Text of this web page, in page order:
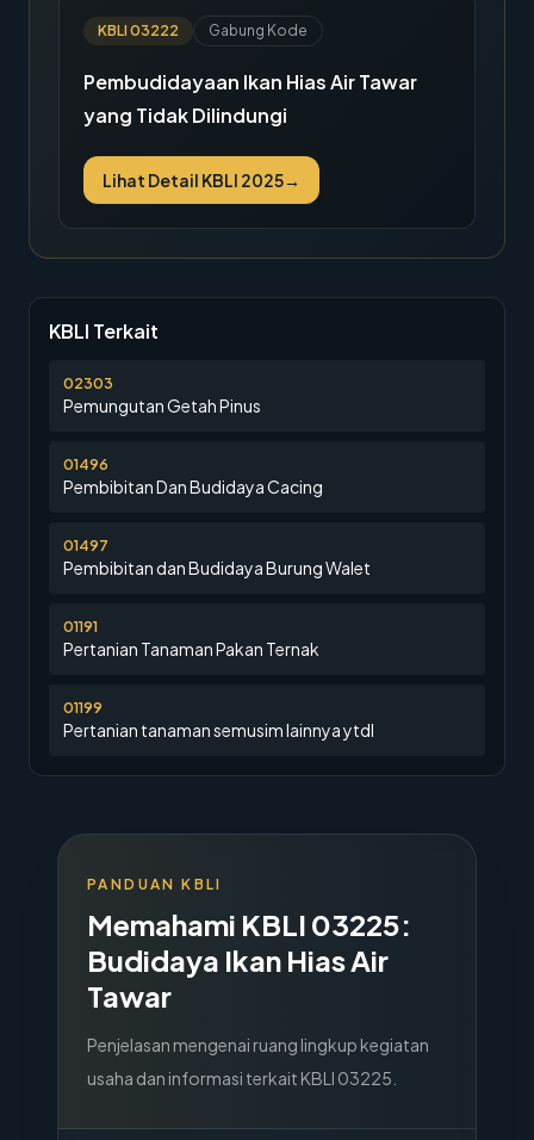
KBLI 03222 Gabung Kode
Pembudidayaan Ikan Hias Air Tawar
yang Tidak Dilindungi
Lihat Detail KBLI 2025→
KBLI Terkait
02303
Pemungutan Getah Pinus
01496
Pembibitan Dan Budidaya Cacing
01497
Pembibitan dan Budidaya Burung Walet
01191
Pertanian Tanaman Pakan Ternak
01199
Pertanian tanaman semusim lainnya ytdl
PANDUAN KBLI
Memahami KBLI 03225:
Budidaya Ikan Hias Air
Tawar
Penjelasan mengenai ruang lingkup kegiatan
usaha dan informasi terkait KBLI 03225